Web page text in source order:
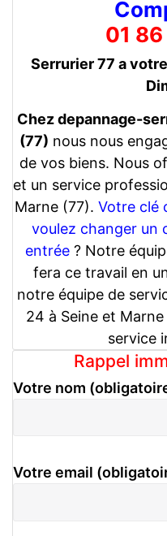
01
Serrurier 77 a
Chez depannage-
(77) nous nous
de vos biens. Nous
et un service
Marne (77). Votre clé
voulez changer un
entrée ? Notre
fera ce travail en
notre équipe de
24 à Seine et
service
Rappel
Votre nom
Votre email